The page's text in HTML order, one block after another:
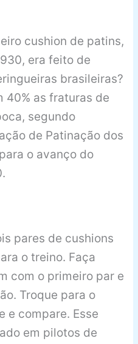
cushion de patins,
era feito de
brasileiras?
40% as fraturas de
segundo
de Patinação dos
o avanço do
pares de cushions
o treino. Faça
com o primeiro par e
Troque para o
e compare. Esse
em pilotos de